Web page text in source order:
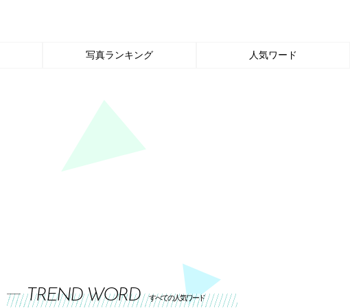
写真ランキング 人気ワード
TREND WORD すべての人気ワード